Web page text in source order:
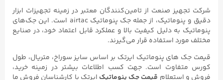
شرکت تجهیز صنعت از تامین‌کنندگان معتبر در زمینه تجهیزات ابزار
دقیق و پنوماتیک، از جمله جک‌ پنوماتیک airtac است. این جک‌های
پنوماتیک به دلیل کیفیت بالا و عملکرد قابل اعتماد خود، در صنایع
مختلف مورد استفاده قرار می‌گیرند.
قیمت جک های پنوماتیک ایرتک بر اساس سایز سوراخ، متریال، طول
کورس متفاوت است. جهت کسب اطلاعات بیشتر در زمینه خرید،
فروش و استعلامقیمت جک پنوماتیکایرتک با کارشناسان فروش ما